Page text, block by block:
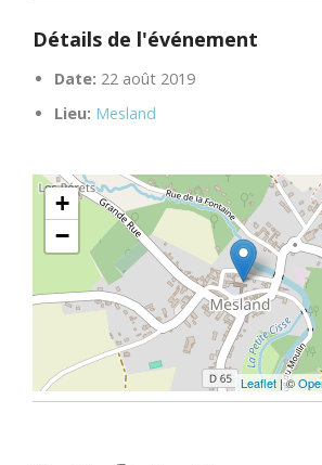
Détails de l'événement
Date: 22 août 2019
Lieu: Mesland
+
−
Leaflet | ©